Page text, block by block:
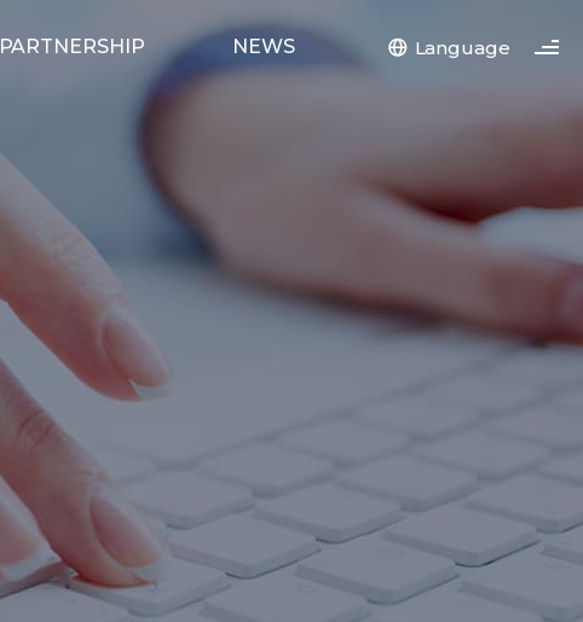
PARTNERSHIP NEWS Language